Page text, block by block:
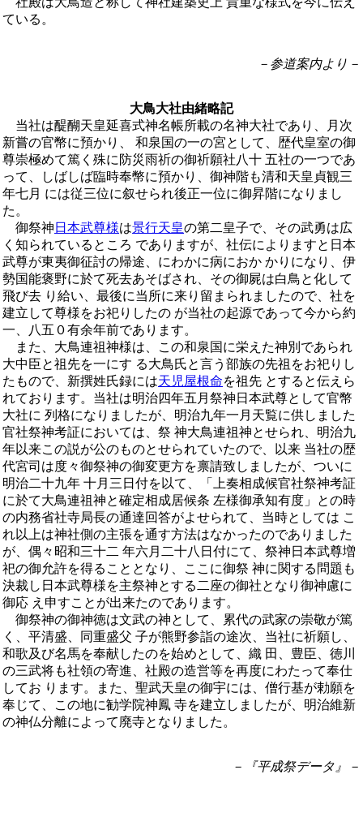
ている。
－参道案内より－
大鳥大社由緒略記
当社は醍醐天皇延喜式神名帳所載の名神大社であり、月次
新嘗の官幣に預かり、 和泉国の一の宮として、歴代皇室の御
尊崇極めて篤く殊に防災雨祈の御祈願社八十 五社の一つであ
って、しばしば臨時奉幣に預かり、御神階も清和天皇貞観三
年七月 には従三位に叙せられ後正一位に御昇階になりまし
た。
御祭神 日本武尊様は景行天皇の第二皇子で、その武勇は広
く知られているところ でありますが、社伝によりますと日本
武尊が東夷御征討の帰途、にわかに病におか かりになり、伊
勢国能褒野に於て死去あそばされ、その御屍は白鳥と化して
飛び去 り給い、最後に当所に来り留まられましたので、社を
建立して尊様をお祀りしたの が当社の起源であって今から約
一、八五０有余年前であります。
また、大鳥連祖神様は、この和泉国に栄えた神別であられ
大中臣と祖先を一にす る大鳥氏と言う部族の先祖をお祀りし
たもので、新撰姓氏録には天児屋根命を祖先 とすると伝えら
れております。当社は明治四年五月祭神日本武尊として官幣
大社に 列格になりましたが、明治九年一月天覧に供しました
官社祭神考証においては、祭 神大鳥連祖神とせられ、明治九
年以来この説が公のものとせられていたので、以来 当社の歴
代宮司は度々御祭神の御変更方を禀請致しましたが、ついに
明治二十九年 十月三日付を以て、「上奏相成候官社祭神考証
に於て大鳥連祖神と確定相成居候条 左様御承知有度」との時
の内務省社寺局長の通達回答がよせられて、当時としては こ
れ以上は神社側の主張を通す方法はなかったのでありました
が、偶々昭和三十二 年六月二十八日付にて、祭神日本武尊増
祀の御允許を得ることとなり、ここに御祭 神に関する問題も
決裁し日本武尊様を主祭神とする二座の御社となり御神慮に
御応 え申すことが出来たのであります。
御祭神の御神徳は文武の神として、累代の武家の崇敬が篤
く、平清盛、同重盛父 子が熊野参詣の途次、当社に祈願し、
和歌及び名馬を奉献したのを始めとして、織 田、豊臣、徳川
の三武将も社領の寄進、社殿の造営等を再度にわたって奉仕
してお ります。また、聖武天皇の御宇には、僧行基が勅願を
奉じて、この地に勧学院神鳳 寺を建立しましたが、明治維新
の神仏分離によって廃寺となりました。
－『平成祭データ』－